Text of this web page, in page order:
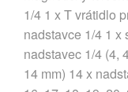
1/4 1 x T vrátidlo
nadstavce 1/4 1 x
nadstavec 1/4 (4,
14 mm) 14 x